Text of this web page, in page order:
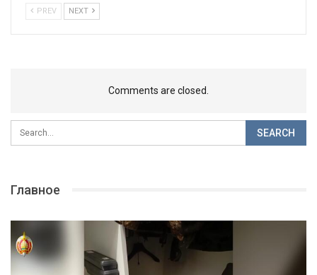
PREV NEXT
Comments are closed.
Главное